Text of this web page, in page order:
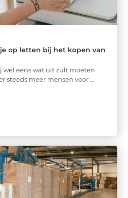
op letten bij het kopen van
wel eens wat uit zult moeten
steeds meer mensen voor ...